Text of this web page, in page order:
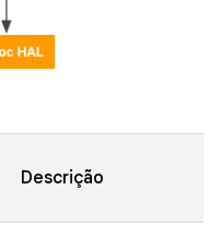
Descrição